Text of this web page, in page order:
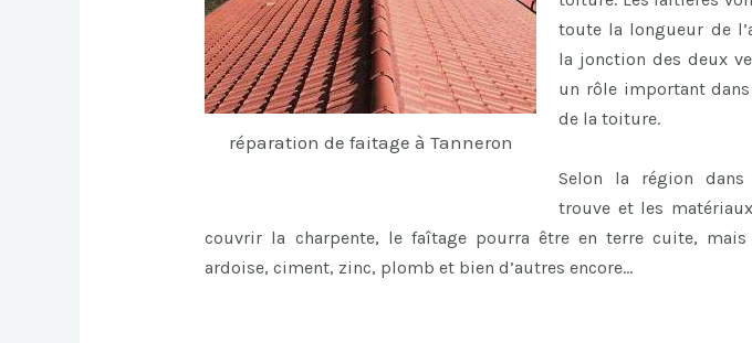
réparation de faitage à Tanneron
toute la longueur de
la jonction des deux
un rôle important dans
de la toiture.
Selon la région
trouve et les
couvrir la charpente, le faîtage pourra être en terre cuite, mais
ardoise, ciment, zinc, plomb et bien d’autres encore…